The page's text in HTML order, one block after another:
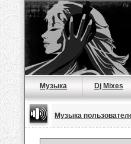
Музыка Dj Mixes
Музыка